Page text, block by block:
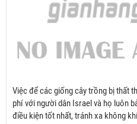
Việc để các giống cây trồng bị thất
phí với người dân Israel và họ luôn
điều kiện tốt nhất, tránh xa không